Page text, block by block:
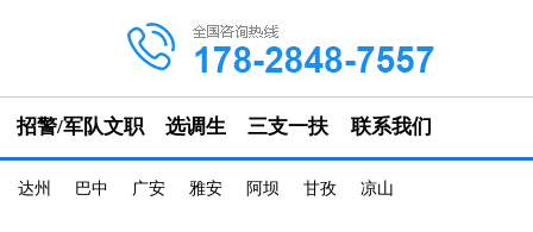
招警/军队文职 选调生 三支一扶 联系我们
达州 巴中 广安 雅安 阿坝 甘孜 凉山